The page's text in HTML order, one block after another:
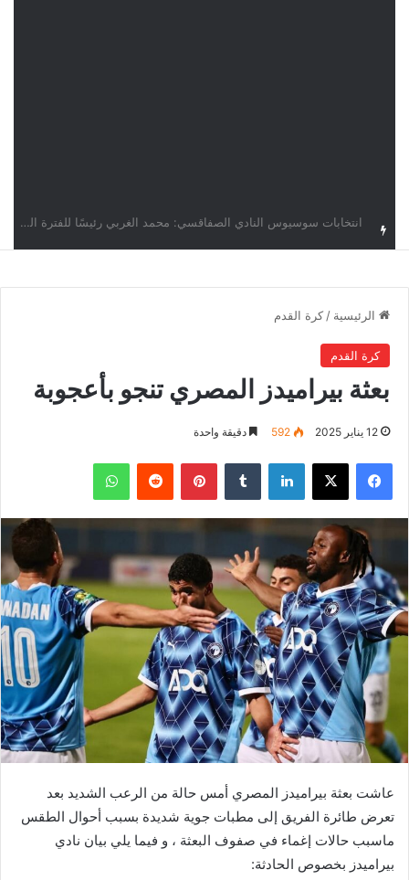
الرئيسية / كرة القدم
كرة القدم
بعثة بيراميدز المصري تنجو بأعجوبة
12 يناير 2025 592 دقيقة واحدة
فيسبوك ‫X لينكدإن بينتيريست واتساب
عاشت بعثة بيراميدز المصري أمس حالة من الرعب الشديد بعد
تعرض طائرة الفريق إلى مطبات جوية شديدة بسبب أحوال الطقس
ماسبب حالات إغماء في صفوف البعثة ، و فيما يلي بيان نادي
بيراميدز بخصوص الحادثة: